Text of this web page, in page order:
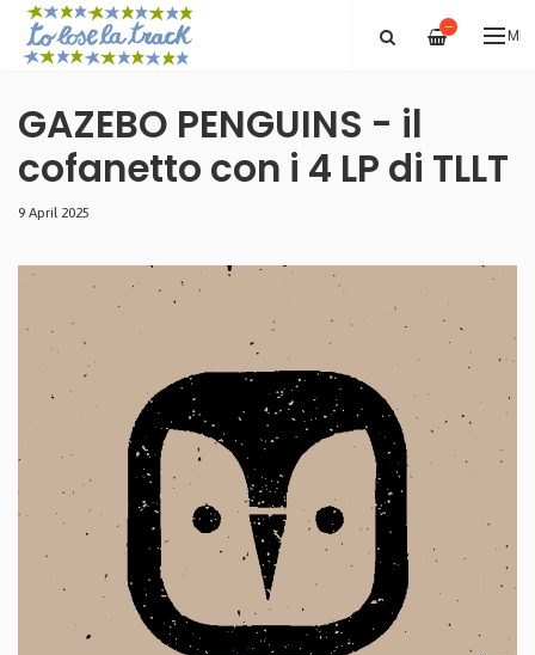
—
GAZEBO PENGUINS - il
cofanetto con i 4 LP di TLLT
9 April 2025